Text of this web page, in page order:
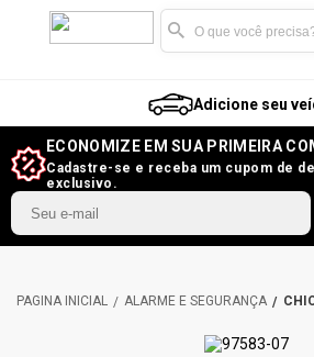
Adicione seu
ECONOMIZE EM SUA PRIMEIRA
Cadastre-se e receba um cupom de
exclusivo.
ALARME E SEGURANÇA